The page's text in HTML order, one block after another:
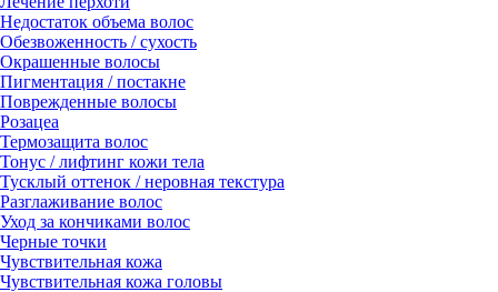
Недостаток объема волос
Обезвоженность / сухость
Окрашенные волосы
Пигментация / постакне
Поврежденные волосы
Розацеа
Термозащита волос
Тонус / лифтинг кожи тела
Тусклый оттенок / неровная текстура
Разглаживание волос
Уход за кончиками волос
Черные точки
Чувствительная кожа
Чувствительная кожа головы